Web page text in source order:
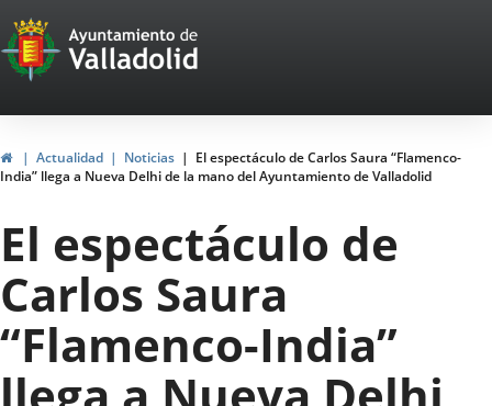
Portal
Web
del
Ayuntamiento
de
Valladolid
InicioActualidad Noticias
El espectáculo de Carlos Saura “Flamenco-
India” llega a Nueva Delhi de la mano del Ayuntamiento de Valladolid
El espectáculo de
Carlos Saura
“Flamenco-India”